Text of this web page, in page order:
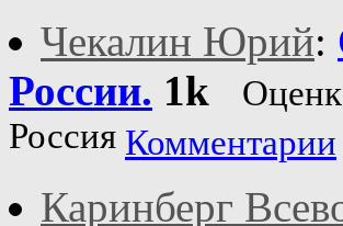
Чекалин Юрий:
России. 1k
Россия Комментарии
Каринберг